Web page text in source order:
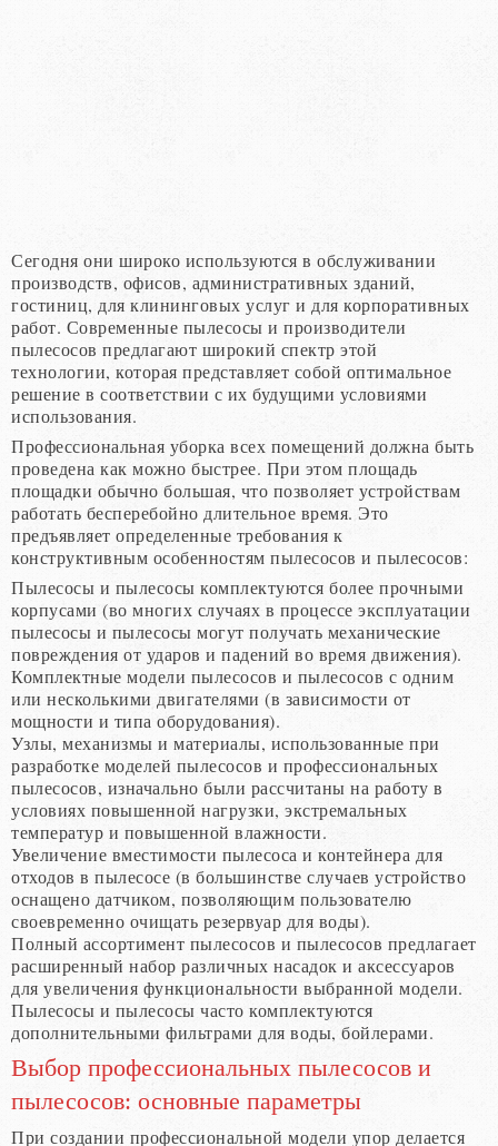
Сегодня они широко используются в обслуживании
производств, офисов, административных зданий,
гостиниц, для клининговых услуг и для корпоративных
работ. Современные пылесосы и производители
пылесосов предлагают широкий спектр этой
технологии, которая представляет собой оптимальное
решение в соответствии с их будущими условиями
использования.
Профессиональная уборка всех помещений должна быть
проведена как можно быстрее. При этом площадь
площадки обычно большая, что позволяет устройствам
работать бесперебойно длительное время. Это
предъявляет определенные требования к
конструктивным особенностям пылесосов и пылесосов:
Пылесосы и пылесосы комплектуются более прочными
корпусами (во многих случаях в процессе эксплуатации
пылесосы и пылесосы могут получать механические
повреждения от ударов и падений во время движения).
Комплектные модели пылесосов и пылесосов с одним
или несколькими двигателями (в зависимости от
мощности и типа оборудования).
Узлы, механизмы и материалы, использованные при
разработке моделей пылесосов и профессиональных
пылесосов, изначально были рассчитаны на работу в
условиях повышенной нагрузки, экстремальных
температур и повышенной влажности.
Увеличение вместимости пылесоса и контейнера для
отходов в пылесосе (в большинстве случаев устройство
оснащено датчиком, позволяющим пользователю
своевременно очищать резервуар для воды).
Полный ассортимент пылесосов и пылесосов предлагает
расширенный набор различных насадок и аксессуаров
для увеличения функциональности выбранной модели.
Пылесосы и пылесосы часто комплектуются
дополнительными фильтрами для воды, бойлерами.
Выбор профессиональных пылесосов и
пылесосов: основные параметры
При создании профессиональной модели упор делается